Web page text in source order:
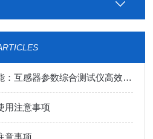
解锁互感器检测新技能：互感器参数综合测试仪高效使用全攻略
用注意事项
意事项